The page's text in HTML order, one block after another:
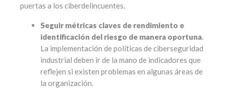
puertas a los ciberdelincuentes.
Seguir métricas claves de rendimiento e
identificación del riesgo de manera oportuna.
La implementación de políticas de ciberseguridad
industrial deben ir de la mano de indicadores que
reflejen si existen problemas en algunas áreas de
la organización.